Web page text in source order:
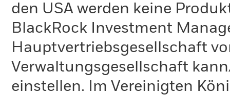
den USA werden keine
BlackRock Investment
Hauptvertriebsgesellschaft
Verwaltungsgesellschaft
einstellen. Im Vereinigten